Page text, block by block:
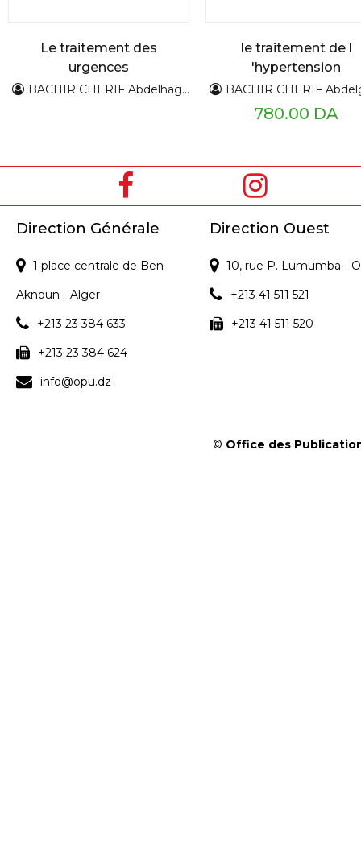
Le traitement des
urgences
hypertensives
BACHIR CHERIF Abdelhaghani
le traitement de l
'hypertension
artérielle
BACHIR CHERIF
780.00 DA
Direction Générale
1 place centrale de Ben
Aknoun - Alger
+213 23 384 633
+213 23 384 624
info@opu.dz
Direction Ouest
10, rue P. Lumumba -
+213 41 511 521
+213 41 511 520
© Office des